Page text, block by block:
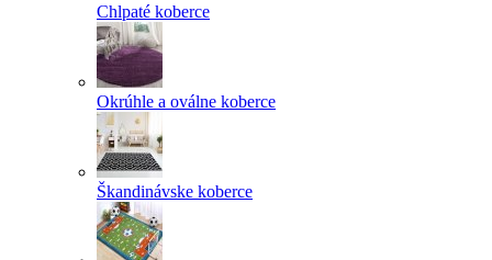
Chlpaté koberce
Okrúhle a oválne koberce
Škandinávske koberce